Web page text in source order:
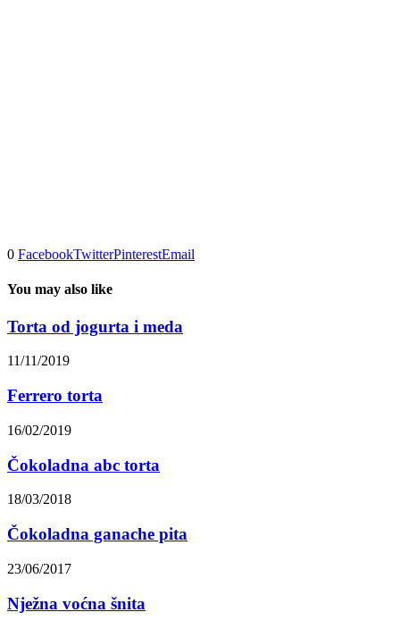
0 FacebookTwitterPinterestEmail
You may also like
Torta od jogurta i meda
11/11/2019
Ferrero torta
16/02/2019
Čokoladna abc torta
18/03/2018
Čokoladna ganache pita
23/06/2017
Nježna voćna šnita